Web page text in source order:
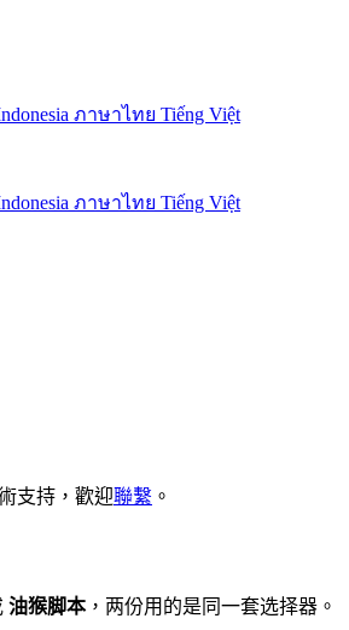
ภาษาไทย Tiếng Việt
ภาษาไทย Tiếng Việt
支持，歡迎聯繫 。
油猴脚本，两份用的是同一套选择器。